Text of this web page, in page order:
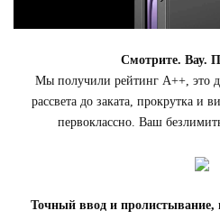
Смотрите. Вау.
Мы получили рейтинг A++, это
рассвета до заката, прокрутка и
первоклассно. Ваш
Точный ввод и пролистывание,